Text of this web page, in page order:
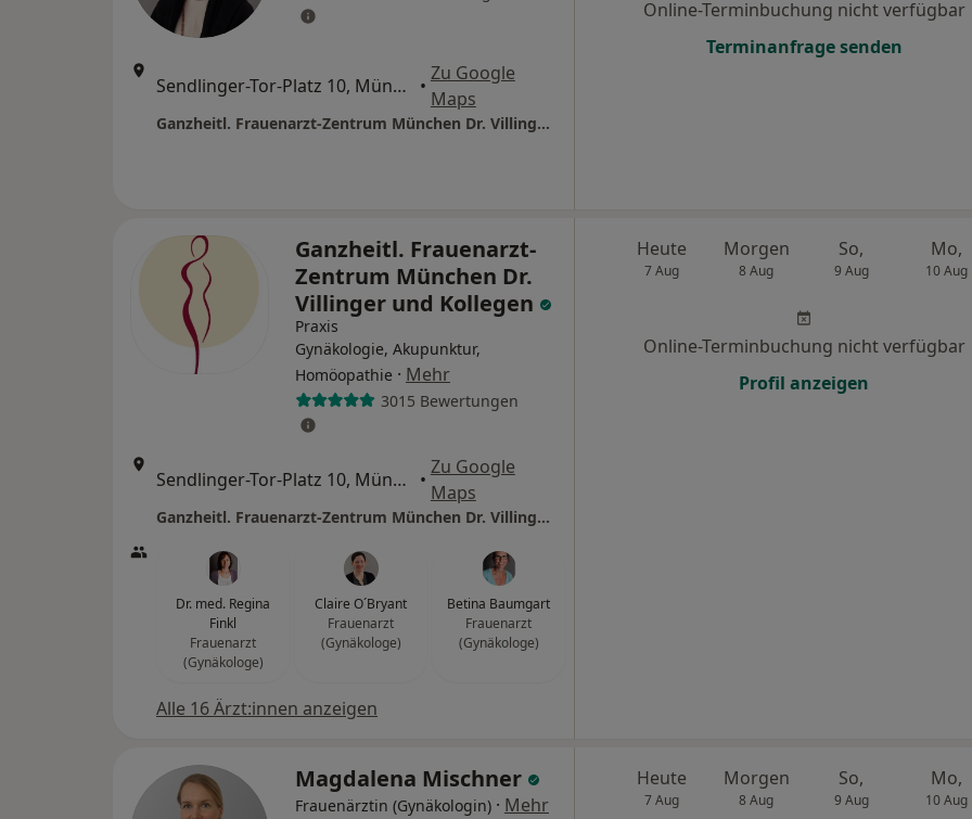
Sendlinger-Tor-Platz 10, München •
Zu Google
Maps
Ganzheitl. Frauenarzt-Zentrum München Dr. Villinger und Kollegen
Online-Terminbuchung nicht verfügbar
Terminanfrage senden
Ganzheitl. Frauenarzt-
Zentrum München Dr.
Villinger und Kollegen
Praxis
Gynäkologie, Akupunktur,
Homöopathie · Mehr
3015 Bewertungen
Sendlinger-Tor-Platz 10, München •
Zu Google
Maps
Ganzheitl. Frauenarzt-Zentrum München Dr. Villinger und Kollegen
Dr. med. Regina
Finkl
Frauenarzt
(Gynäkologe)
Claire O´Bryant
Frauenarzt
(Gynäkologe)
Betina Baumgart
Frauenarzt
(Gynäkologe)
Alle 16 Ärzt:innen anzeigen
Heute
7 Aug
Morgen
8 Aug
So,
9 Aug
Mo,
10 Aug
Online-Terminbuchung nicht verfügbar
Profil anzeigen
Magdalena Mischner
Frauenärztin (Gynäkologin) · Mehr
Heute
7 Aug
Morgen
8 Aug
So,
9 Aug
Mo,
10 Aug